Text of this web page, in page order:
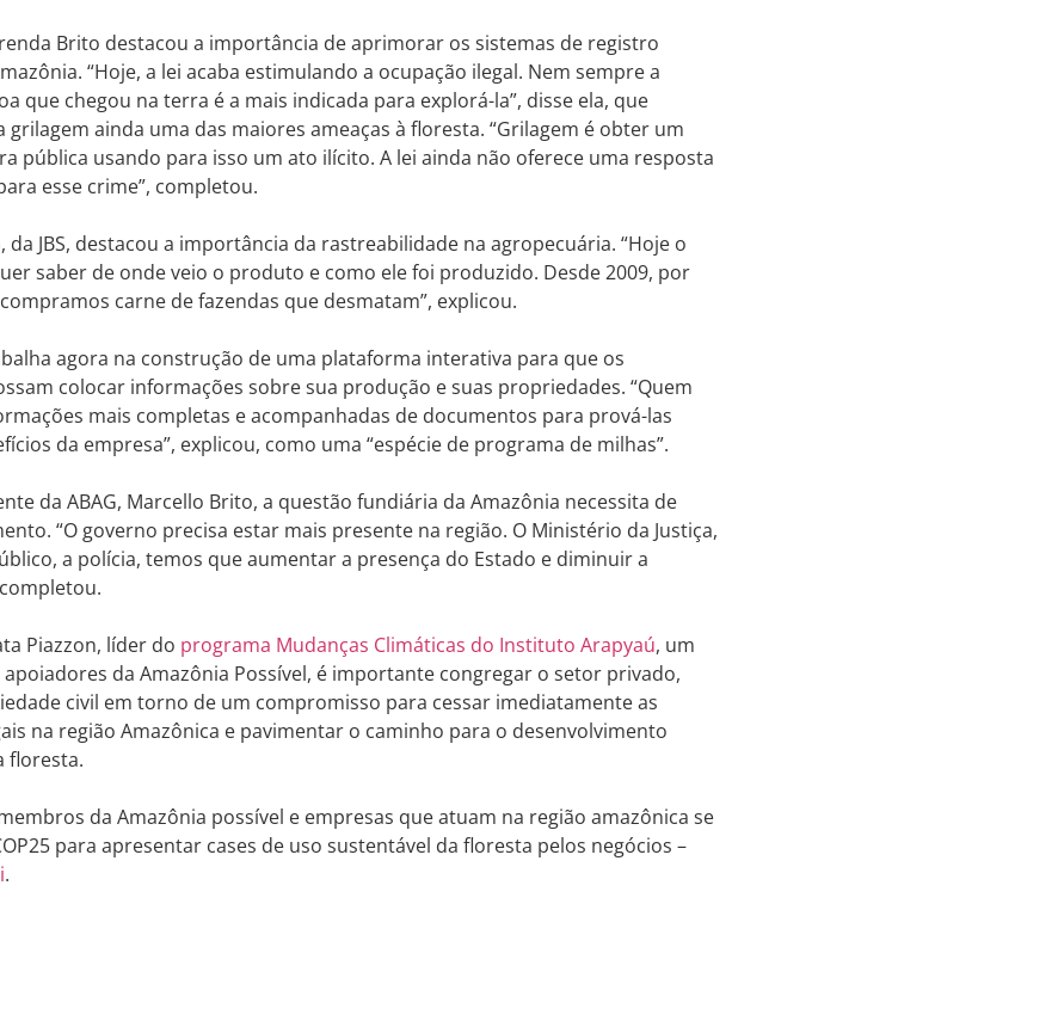
Brito destacou a importância de aprimorar os sistemas de registro
“Hoje, a lei acaba estimulando a ocupação ilegal. Nem sempre a
que chegou na terra é a mais indicada para explorá-la”, disse ela, que
grilagem ainda uma das maiores ameaças à floresta. “Grilagem é obter um
pública usando para isso um ato ilícito. A lei ainda não oferece uma resposta
esse crime”, completou.
da JBS, destacou a importância da rastreabilidade na agropecuária. “Hoje o
saber de onde veio o produto e como ele foi produzido. Desde 2009, por
carne de fazendas que desmatam”, explicou.
agora na construção de uma plataforma interativa para que os
colocar informações sobre sua produção e suas propriedades. “Quem
mais completas e acompanhadas de documentos para prová-las
da empresa”, explicou, como uma “espécie de programa de milhas”.
da ABAG, Marcello Brito, a questão fundiária da Amazônia necessita de
“O governo precisa estar mais presente na região. O Ministério da Justiça,
a polícia, temos que aumentar a presença do Estado e diminuir a
Piazzon, líder do programa Mudanças Climáticas do Instituto Arapyaú, um
da Amazônia Possível, é importante congregar o setor privado,
civil em torno de um compromisso para cessar imediatamente as
na região Amazônica e pavimentar o caminho para o desenvolvimento
floresta.
da Amazônia possível e empresas que atuam na região amazônica se
para apresentar cases de uso sustentável da floresta pelos negócios –
.